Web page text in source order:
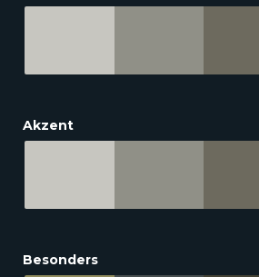
Akzent
Besonders